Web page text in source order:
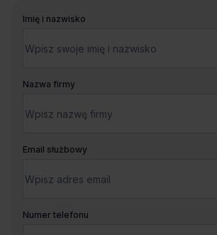
Imię i nazwisko
Nazwa firmy
Email służbowy
Numer telefonu